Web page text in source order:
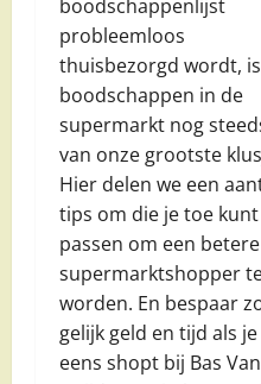
boodschappenlijst
probleemloos
thuisbezorgd wordt, is
boodschappen in de
supermarkt nog
van onze grootste
Hier delen we een
tips om die je toe kunt
passen om een betere
supermarktshopper
worden. En bespaar
gelijk geld en tijd als
eens shopt bij Bas